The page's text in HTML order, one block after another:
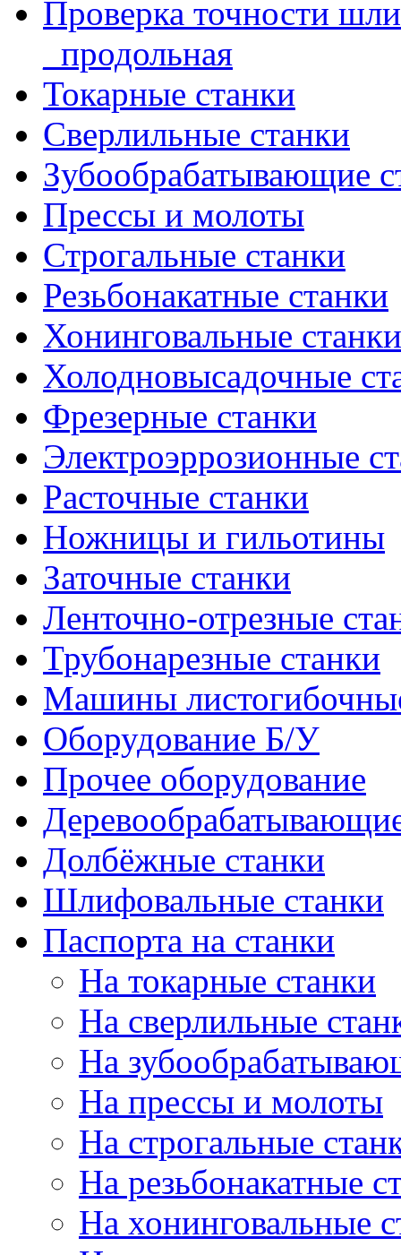
Проверка точности
_продольная
Токарные станки
Сверлильные станки
Зубообрабатывающие
Прессы и молоты
Строгальные станки
Резьбонакатные станки
Хонинговальные станки
Холодновысадочные
Фрезерные станки
Электроэррозионные
Расточные станки
Ножницы и гильотины
Заточные станки
Ленточно-отрезные
Трубонарезные станки
Машины
Оборудование Б/У
Прочее оборудование
Долбёжные станки
Шлифовальные станки
Паспорта на станки
На токарные станки
На сверлильные
На
На прессы и молоты
На строгальные
На резьбонакатные
На хонинговальные